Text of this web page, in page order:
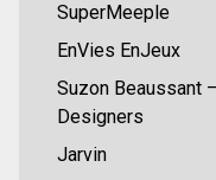
SuperMeeple
EnVies EnJeux
Suzon Beaussant
Designers
Jarvin